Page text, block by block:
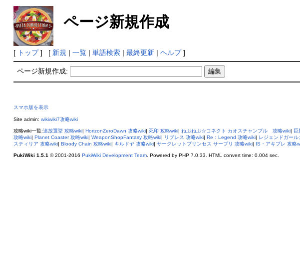
ページ新規作成
[ トップ] [ 新規 | 一覧| 単語検索| 最終更新| ヘルプ]
ページ新規作成:
スマホ版を表示
Site admin: wikiwiki7攻略wiki
攻略wiki一覧:追放選挙 攻略wiki| HorizonZeroDawn 攻略wiki| 死印 攻略wiki| ねぷねぷ☆コネクト カオスチャンプル 攻略wiki| 巨
攻略wiki| Planet Coaster 攻略wiki| WeaponShopFantasy 攻略wiki| リブレス 攻略wiki| Re：Legend 攻略wiki| レジェンドガー
スティリア 攻略wiki| Bloody Chain 攻略wiki| キルドヤ 攻略wiki| サークレットプリンセス サープリ 攻略wiki| IS・アキブレ 攻略
PukiWiki 1.5.1 © 2001-2016 PukiWiki Development Team. Powered by PHP 7.0.33. HTML convert time: 0.004 sec.